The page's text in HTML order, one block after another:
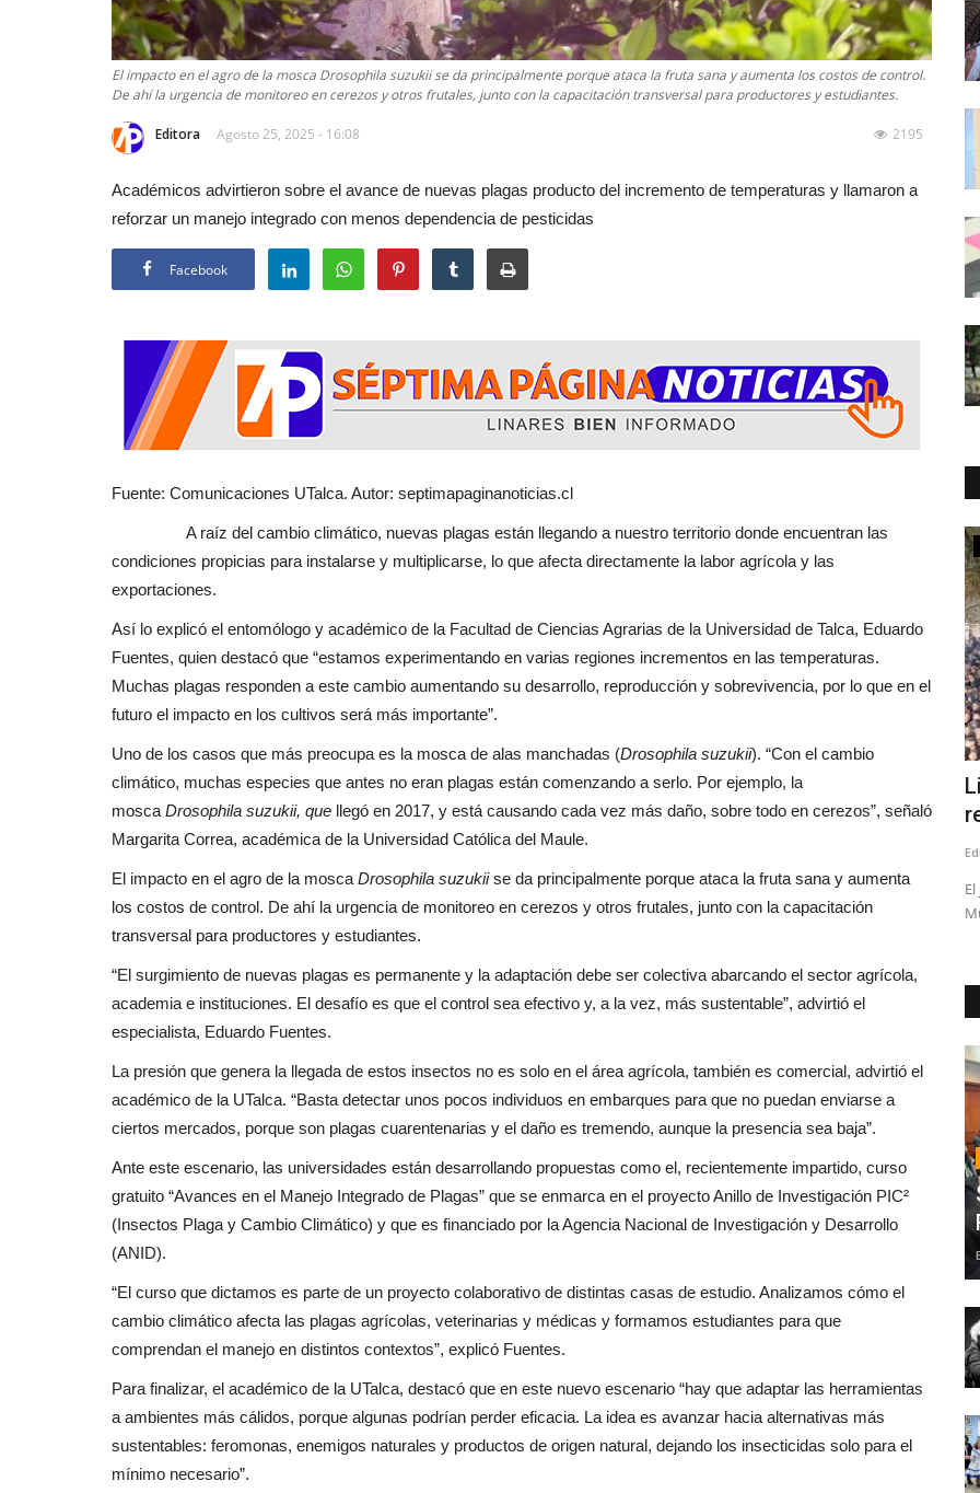
El impacto en el agro de la mosca Drosophila suzukii se da principalmente porque ataca la fruta sana y aumenta los costos de control.
De ahí la urgencia de monitoreo en cerezos y otros frutales, junto con la capacitación transversal para productores y estudiantes.
Editora Agosto 25, 2025 - 16:08 2195
Académicos advirtieron sobre el avance de nuevas plagas producto del incremento de temperaturas y llamaron a
reforzar un manejo integrado con menos dependencia de pesticidas
Facebook
Fuente: Comunicaciones UTalca. Autor: septimapaginanoticias.cl
A raíz del cambio climático, nuevas plagas están llegando a nuestro territorio donde encuentran las
condiciones propicias para instalarse y multiplicarse, lo que afecta directamente la labor agrícola y las
exportaciones.
Así lo explicó el entomólogo y académico de la Facultad de Ciencias Agrarias de la Universidad de Talca, Eduardo
Fuentes, quien destacó que “estamos experimentando en varias regiones incrementos en las temperaturas.
Muchas plagas responden a este cambio aumentando su desarrollo, reproducción y sobrevivencia, por lo que en el
futuro el impacto en los cultivos será más importante”.
Uno de los casos que más preocupa es la mosca de alas manchadas (Drosophila suzukii). “Con el cambio
climático, muchas especies que antes no eran plagas están comenzando a serlo. Por ejemplo, la
mosca Drosophila suzukii, que llegó en 2017, y está causando cada vez más daño, sobre todo en cerezos”, señaló
Margarita Correa, académica de la Universidad Católica del Maule.
El impacto en el agro de la mosca Drosophila suzukiise da principalmente porque ataca la fruta sana y aumenta
los costos de control. De ahí la urgencia de monitoreo en cerezos y otros frutales, junto con la capacitación
transversal para productores y estudiantes.
“El surgimiento de nuevas plagas es permanente y la adaptación debe ser colectiva abarcando el sector agrícola,
academia e instituciones. El desafío es que el control sea efectivo y, a la vez, más sustentable”, advirtió el
especialista, Eduardo Fuentes.
La presión que genera la llegada de estos insectos no es solo en el área agrícola, también es comercial, advirtió el
académico de la UTalca. “Basta detectar unos pocos individuos en embarques para que no puedan enviarse a
ciertos mercados, porque son plagas cuarentenarias y el daño es tremendo, aunque la presencia sea baja”.
Ante este escenario, las universidades están desarrollando propuestas como el, recientemente impartido, curso
gratuito “Avances en el Manejo Integrado de Plagas” que se enmarca en el proyecto Anillo de Investigación PIC²
(Insectos Plaga y Cambio Climático) y que es financiado por la Agencia Nacional de Investigación y Desarrollo
(ANID).
“El curso que dictamos es parte de un proyecto colaborativo de distintas casas de estudio. Analizamos cómo el
cambio climático afecta las plagas agrícolas, veterinarias y médicas y formamos estudiantes para que
comprendan el manejo en distintos contextos”, explicó Fuentes.
Para finalizar, el académico de la UTalca, destacó que en este nuevo escenario “hay que adaptar las herramientas
a ambientes más cálidos, porque algunas podrían perder eficacia. La idea es avanzar hacia alternativas más
sustentables: feromonas, enemigos naturales y productos de origen natural, dejando los insecticidas solo para el
mínimo necesario”.
Agua que se va, nieve que falta: la
paradoja de un Maule...
Agosto 4, 2026
"Los datos actuales reflejan esta realidad. Al 3 de agosto, la
cordillera registra...
(VIDEO) Linares: incendio deja siete
personas damnificadas
Entre los afectados está el reconocido docente y ex director
de la Biblioteca Pública...